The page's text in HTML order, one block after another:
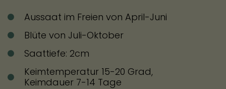
Aussaat im Freien von April-Juni
Blüte von Juli-Oktober
Saattiefe: 2cm
Keimtemperatur 15-20 Grad,
Keimdauer 7-14 Tage